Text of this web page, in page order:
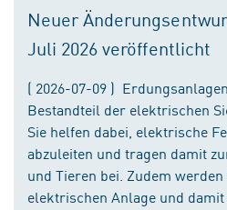
Neuer
Juli 2026 veröffentlicht
( 2026-07-09 )
Bestandteil der elektrischen
Sie helfen dabei, elektrische
abzuleiten und tragen damit
und Tieren bei. Zudem
elektrischen Anlage und